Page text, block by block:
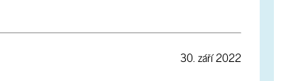
30. září 2022